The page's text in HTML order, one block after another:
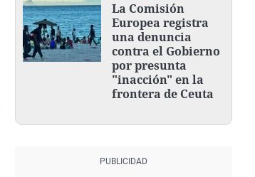
La Comisión
Europea registra
una denuncia
contra el Gobierno
por presunta
"inacción" en la
frontera de Ceuta